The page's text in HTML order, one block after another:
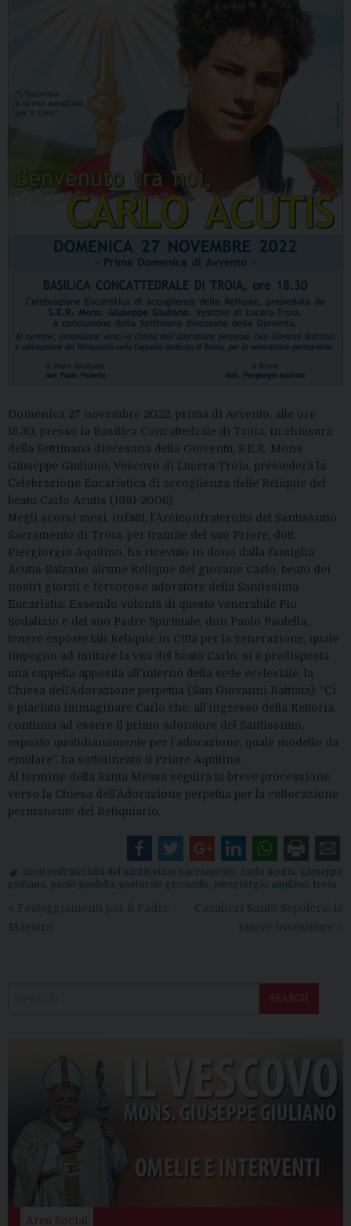
Domenica 27 novembre 2022, prima di Avvento, alle ore
18.30, presso la Basilica Concattedrale di Troia, in chiusura
della Settimana diocesana della Gioventù, S.E.R. Mons.
Giuseppe Giuliano, Vescovo di Lucera-Troia, presiederà la
Celebrazione Eucaristica di accoglienza delle Reliquie del
beato Carlo Acutis (1991-2006).
Negli scorsi mesi, infatti, l’Arciconfraternita del Santissimo
Sacramento di Troia, per tramite del suo Priore, dott.
Piergiorgio Aquilino, ha ricevuto in dono dalla famiglia
Acutis-Salzano alcune Reliquie del giovane Carlo, beato dei
nostri giorni e fervoroso adoratore della Santissima
Eucaristia. Essendo volontà di questo venerabile Pio
Sodalizio e del suo Padre Spirituale, don Paolo Paolella,
tenere esposte tali Reliquie in Città per la venerazione, quale
impegno ad imitare la vita del beato Carlo, si è predisposta
una cappella apposita all’interno della sede ecclesiale, la
Chiesa dell’Adorazione perpetua (San Giovanni Battista): “Ci
è piaciuto immaginare Carlo che, all’ingresso della Rettoria,
continua ad essere il primo adoratore del Santissimo,
esposto quotidianamente per l’adorazione, quale modello da
emulare”, ha sottolineato il Priore Aquilino.
Al termine della Santa Messa seguirà la breve processione
verso la Chiesa dell’Adorazione perpetua per la collocazione
permanente del Reliquiario.
arciconfraternita del santissimo sacramento carlo acutis giuseppe
giuliano paolo paolella pastorale giovanile piergiorgio aquilino troia
SEARCH
Area Social